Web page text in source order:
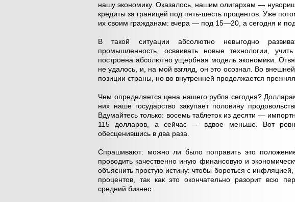
нашу экономику. Оказалось, нашим олигархам —
кредиты за границей под пять-шесть процентов. Уже
их своим гражданам: вчера — под 15—20, а сегодня и
В такой ситуации абсолютно невыгодно
промышленность, осваивать новые технологии,
построена абсолютно ущербная модель экономики.
не удалось, и, на мой взгляд, он это осознал. Во
позиции страны, но во внутренней продолжается
Чем определяется цена нашего рубля сегодня?
них наше государство закупает половину
Вдумайтесь только: восемь таблеток из десяти —
115 долларов, а сейчас — вдвое меньше. Вот
обесценившись в два раза.
Спрашивают: можно ли было поправить это
проводить качественно иную финансовую и
объяснить простую истину: чтобы бороться с
процентов, так как это окончательно разорит всю
средний бизнес.